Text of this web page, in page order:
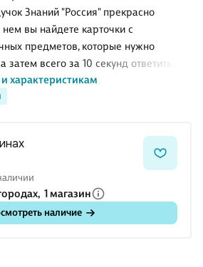
Знаний "Россия" прекрасно
вы найдете карточки с
предметов, которые нужно
затем всего за 10 секунд ответить на
всех регионов России, а темы
известные люди, география, культура,
её. Игра понравится всей
могут и дети, и взрослые. Игра
память, концентрацию внимания,
В набор входит: 71
характеристикам
1 магазин
наличие